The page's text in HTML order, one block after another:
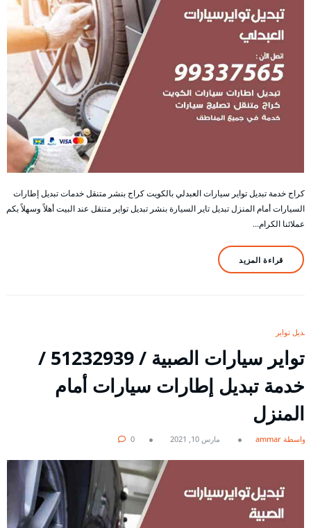
كراج خدمة تبديل تواير سيارات العبدلي بالكويت كراج بنشر متنقل خدمات تبديل إطارات
السيارات أمام المنزل تبديل تاير السيارة بنشر تبديل تواير متنقل عند البيت أهلاً وسهلاً بكم
عملائنا الكرام…
قراءة المزيد
تبديل تواير
تواير سيارات الصبية / 51232939‬ /
خدمة تبديل إطارات سيارات أمام
المنزل
بواسطة ammar مارس 10, 2021 0